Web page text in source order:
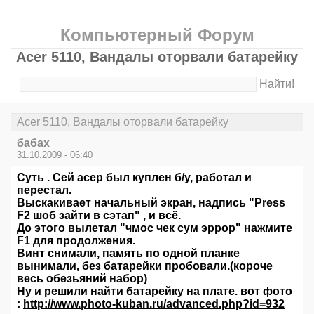
Компьютерный Форум
Acer 5110, Вандалы оторвали батарейку
Найти!
Acer 5110, Вандалы оторвали батарейку
бабах
31.10.2009 - 06:40
Суть . Сей асер был куплен б/у, работал и
перестал.
Выскакивает начальный экран, надпись "Press
F2 шоб зайти в сэтап" , и всё.
До этого вылетал "чмос чек сум эррор" нажмите
F1 для продолжения.
Винт снимали, память по одной планке
вынимали, без батарейки пробовали.(короче
весь обезьяний набор)
Ну и решили найти батарейку на плате. вот фото
: http://www.photo-kuban.ru/advanced.php?id=932